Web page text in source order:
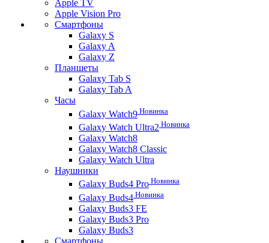
Apple TV
Apple Vision Pro
Смартфоны
Galaxy S
Galaxy A
Galaxy Z
Планшеты
Galaxy Tab S
Galaxy Tab A
Часы
Galaxy Watch9 Новинка
Galaxy Watch Ultra2 Новинка
Galaxy Watch8
Galaxy Watch8 Classic
Galaxy Watch Ultra
Наушники
Galaxy Buds4 Pro Новинка
Galaxy Buds4 Новинка
Galaxy Buds3 FE
Galaxy Buds3 Pro
Galaxy Buds3
Смартфоны